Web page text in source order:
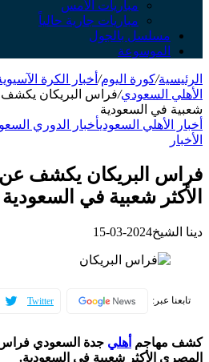
مباريات الأمس
مباريات جارية حالياً
بالجول
/كورة اليوم/ أخبار الكرة الآسيوية /أخبار
السعودي/فراس البريكان يكشف عن
السعودية
السعودي أخبار الدوري السعودي
البريكان يكشف عن
شعبية في السعودية
2024-03-15
Twitter
أهليجدة السعودي فراس
الأكثر شعبية في السعودية.